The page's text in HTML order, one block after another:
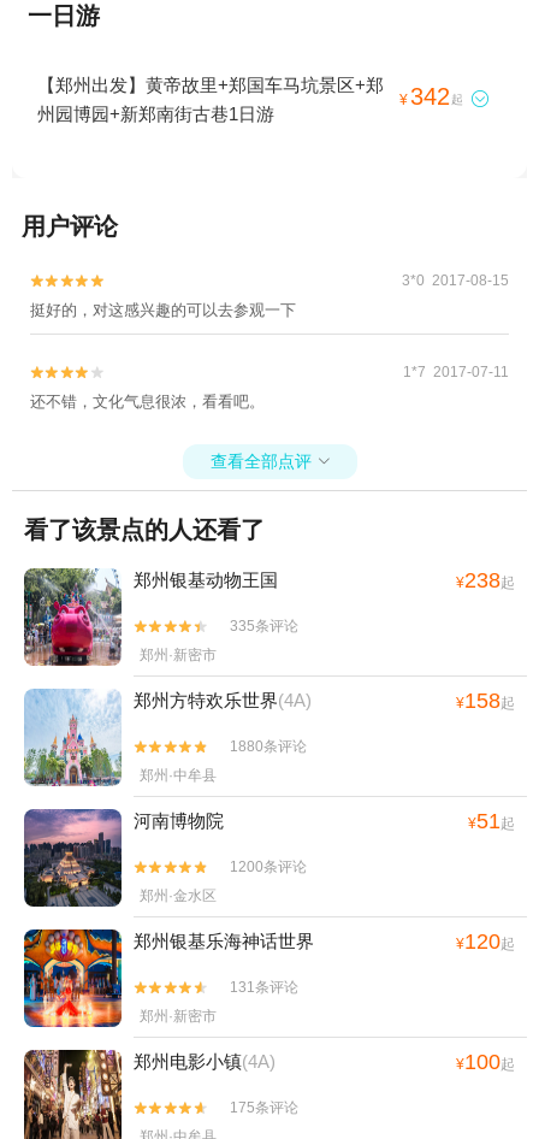
一日游
【郑州出发】黄帝故里+郑国车马坑景区+郑
州园博园+新郑南街古巷1日游
¥342 起 
用户评论

 3*0 2017-08-15
挺好的，对这感兴趣的可以去参观一下

 1*7 2017-07-11
还不错，文化气息很浓，看看吧。
查看全部点评 
看了该景点的人还看了
郑州银基动物王国 ¥238起


335条评论
郑州·新密市
郑州方特欢乐世界(4A) ¥158起


1880条评论
郑州·中牟县
河南博物院 ¥51起


1200条评论
郑州·金水区
郑州银基乐海神话世界 ¥120起


131条评论
郑州·新密市
郑州电影小镇(4A) ¥100起


175条评论